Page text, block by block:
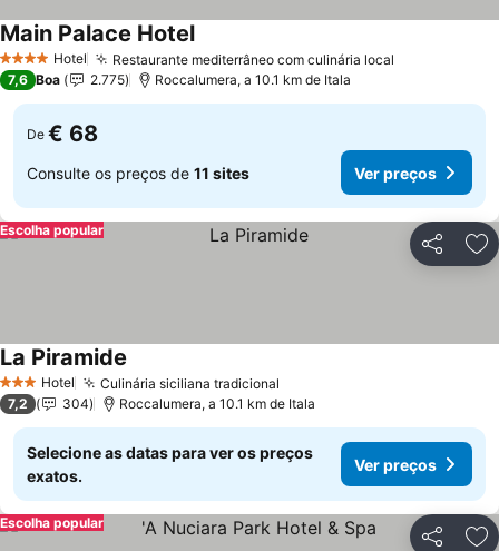
4 EstrelasHotel Restaurante mediterrâneo com culinária local
Main Palace Hotel
7,6 Boa 2.775 Roccalumera, a 10.1 km de Itala
De € 68
Consulte os preços de 11 sites Ver preços
Partilhar
Escolha popular
3 EstrelasHotel Culinária siciliana tradicional
La Piramide
7,2 304 Roccalumera, a 10.1 km de Itala
Selecione as datas para ver os preços
exatos.
Ver preços
Partilhar
Escolha popular